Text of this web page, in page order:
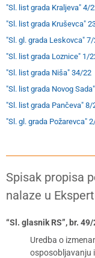
"Sl. list grada Kraljeva" 4/
"Sl. list grada Kruševca"
"Sl. gl. grada Leskovca"
"Sl. list grada Loznice" 1/
"Sl. list grada Niša" 34/22
"Sl. list grada Novog
"Sl. list grada Pančeva" 8/
"Sl. gl. grada Požarevca"
Spisak propisa
nalaze u
“Sl. glasnik RS”, br.
Uredba o
osposobljavanju